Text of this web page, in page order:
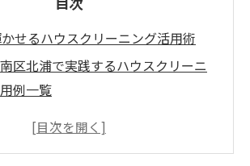
せるハウスクリーニング活用術
区北浦で実践するハウスクリーニ
例一覧
クリーニングで家中を美しく保つコ